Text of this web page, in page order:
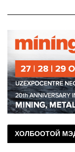
ХОЛБООТОЙ